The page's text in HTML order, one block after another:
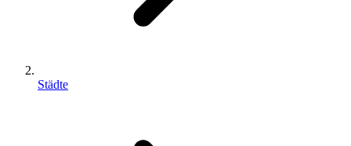
Städte